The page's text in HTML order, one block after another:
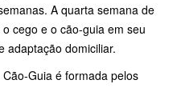
A quarta semana de
cego e o cão-guia em seu
adaptação domiciliar.
Guia é formada pelos